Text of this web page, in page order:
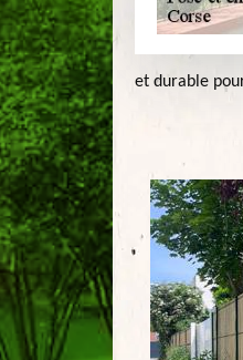
et durable